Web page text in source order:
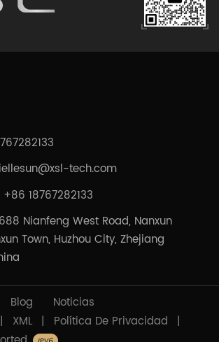
tech.com
18767282133
Nianfeng West Road, Nanxun
Town, Huzhou City, Zhejiang
Blog
Noticias
| XML | Política De Privacidad |